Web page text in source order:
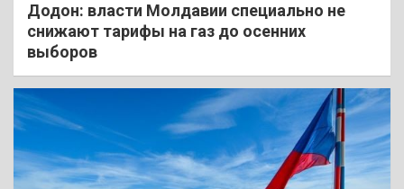
Додон: власти Молдавии специально не
снижают тарифы на газ до осенних
выборов